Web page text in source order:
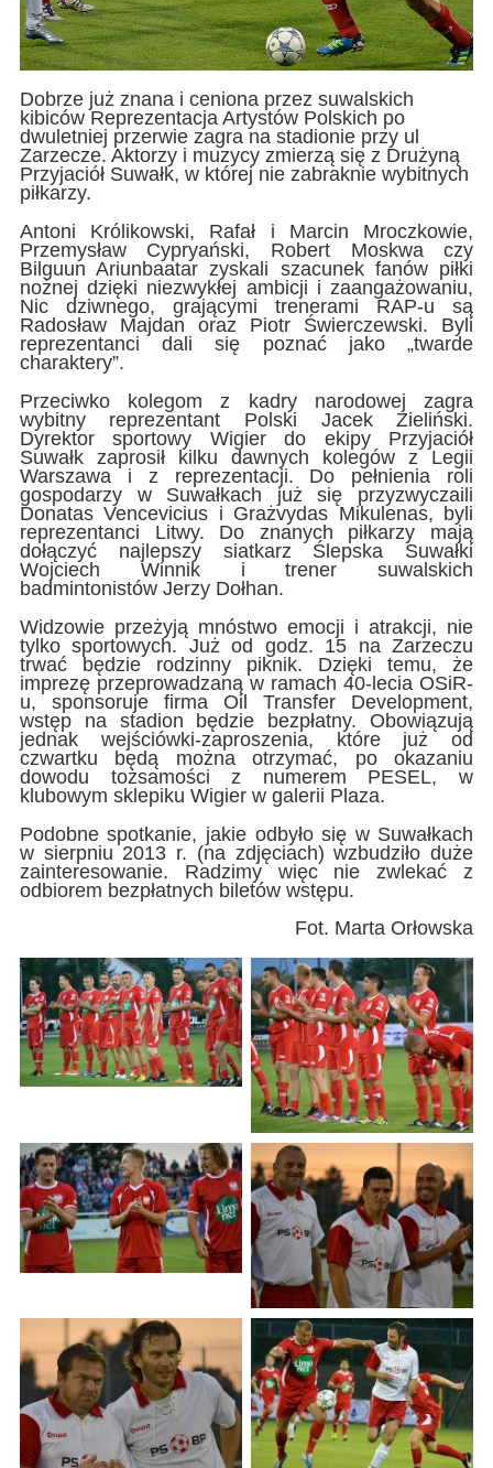
Dobrze już znana i ceniona przez suwalskich
kibiców Reprezentacja Artystów Polskich po
dwuletniej przerwie zagra na stadionie przy ul
Zarzecze. Aktorzy i muzycy zmierzą się z Drużyną
Przyjaciół Suwałk, w której nie zabraknie wybitnych
piłkarzy.
Antoni Królikowski, Rafał i Marcin Mroczkowie,
Przemysław Cypryański, Robert Moskwa czy
Bilguun Ariunbaatar zyskali szacunek fanów piłki
nożnej dzięki niezwykłej ambicji i zaangażowaniu,
Nic dziwnego, grającymi trenerami RAP-u są
Radosław Majdan oraz Piotr Świerczewski. Byli
reprezentanci dali się poznać jako „twarde
charaktery”.
Przeciwko kolegom z kadry narodowej zagra
wybitny reprezentant Polski Jacek Zieliński.
Dyrektor sportowy Wigier do ekipy Przyjaciół
Suwałk zaprosił kilku dawnych kolegów z Legii
Warszawa i z reprezentacji. Do pełnienia roli
gospodarzy w Suwałkach już się przyzwyczaili
Donatas Vencevicius i Grażvydas Mikulenas, byli
reprezentanci Litwy. Do znanych piłkarzy mają
dołączyć najlepszy siatkarz Ślepska Suwałki
Wojciech Winnik i trener suwalskich
badmintonistów Jerzy Dołhan.
Widzowie przeżyją mnóstwo emocji i atrakcji, nie
tylko sportowych. Już od godz. 15 na Zarzeczu
trwać będzie rodzinny piknik. Dzięki temu, że
imprezę przeprowadzaną w ramach 40-lecia OSiR-
u, sponsoruje firma Oil Transfer Development,
wstęp na stadion będzie bezpłatny. Obowiązują
jednak wejściówki-zaproszenia, które już od
czwartku będą można otrzymać, po okazaniu
dowodu tożsamości z numerem PESEL, w
klubowym sklepiku Wigier w galerii Plaza.
Podobne spotkanie, jakie odbyło się w Suwałkach
w sierpniu 2013 r. (na zdjęciach) wzbudziło duże
zainteresowanie. Radzimy więc nie zwlekać z
odbiorem bezpłatnych biletów wstępu.
Fot. Marta Orłowska